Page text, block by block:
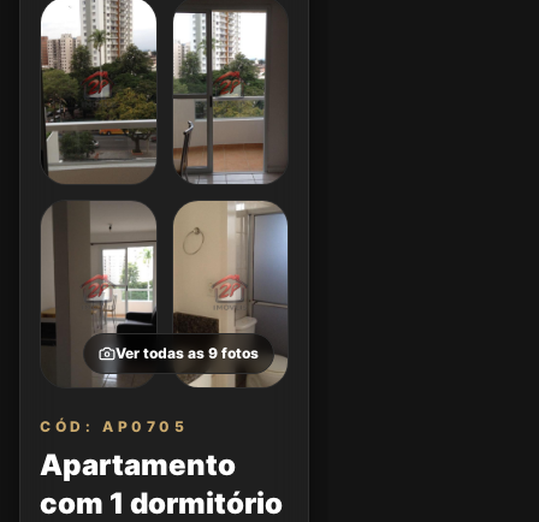
Ver todas as 9 fotos
CÓD: AP0705
Apartamento
com 1 dormitório